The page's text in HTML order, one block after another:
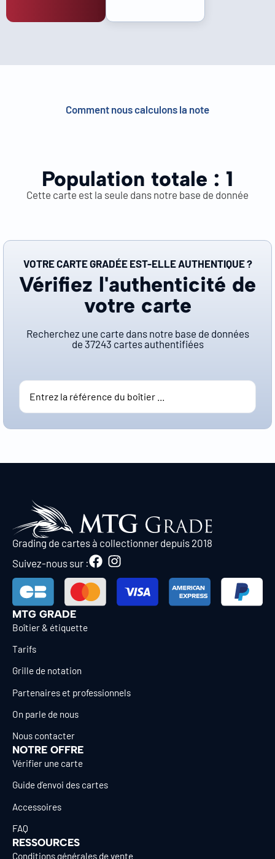
Comment nous calculons la note
Population totale : 1
Cette carte est la seule dans notre base de donnée
VOTRE CARTE GRADÉE EST-ELLE AUTHENTIQUE ?
Vérifiez l'authenticité de
votre carte
Recherchez une carte dans notre base de données
de 37243 cartes authentifiées
Grading de cartes à collectionner depuis 2018
Suivez-nous sur :
MTG GRADE
Boîtier & étiquette
Tarifs
Grille de notation
Partenaires et professionnels
On parle de nous
Nous contacter
NOTRE OFFRE
Vérifier une carte
Guide d’envoi des cartes
Accessoires
FAQ
RESSOURCES
Conditions générales de vente